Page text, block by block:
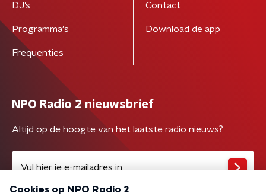
DJ’s
Programma's
Frequenties
Contact
Download de app
NPO Radio 2 nieuwsbrief
Altijd op de hoogte van het laatste radio nieuws?